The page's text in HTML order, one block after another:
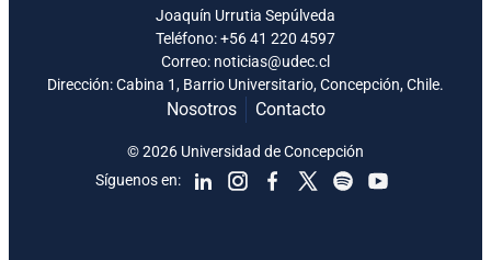
Joaquín Urrutia Sepúlveda
Teléfono:+56 41 220 4597
Correo: noticias@udec.cl
Dirección: Cabina 1, Barrio Universitario, Concepción, Chile.
Nosotros Contacto
Síguenos en:
© 2026 Universidad de Concepción